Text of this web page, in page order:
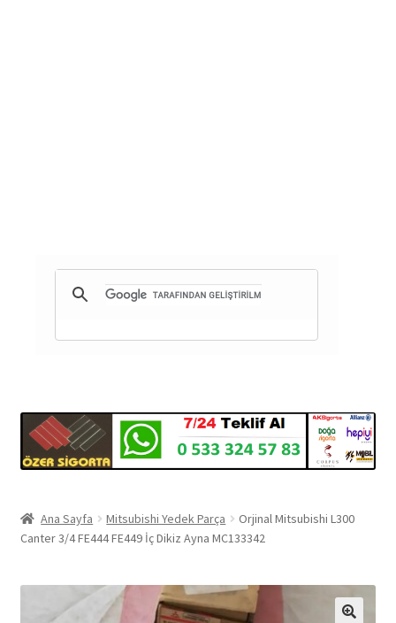
Ana Sayfa Mitsubishi Yedek Parça
Orjinal Mitsubishi L300
Canter 3/4 FE444 FE449 İç Dikiz Ayna MC133342